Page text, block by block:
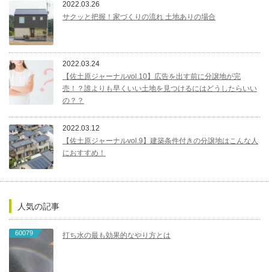
2022.03.26
サクッと把握！家づくりの流れ 土地ありの場合
2022.03.24
【佐土原ジャーナルvol.10】広告を出す前に分譲地が完
売！？誰よりも早くいい土地を見つけるにはどうしたらいい
の？？
2022.03.12
【佐土原ジャーナルvol.9】建築条件付きの分譲地はこんな人
におすすめ！
人気の記事
60079 打ち水の最も効果的なやり方とは